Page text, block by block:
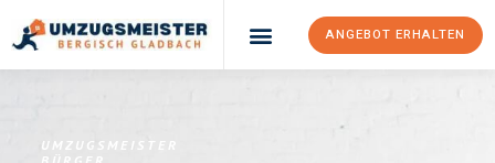
ANGEBOT ERHALTEN
UMZUGSMEISTER